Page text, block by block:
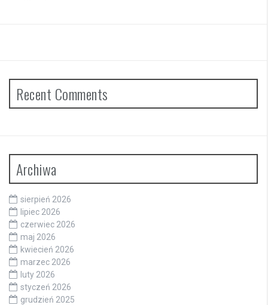
Recent Comments
Archiwa
sierpień 2026
lipiec 2026
czerwiec 2026
maj 2026
kwiecień 2026
marzec 2026
luty 2026
styczeń 2026
grudzień 2025